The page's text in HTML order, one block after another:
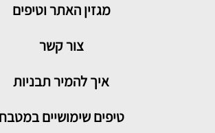
מגזין האתר וטיפים
צור קשר
איך להמיר תבניות
טיפים שימושיים במטבח